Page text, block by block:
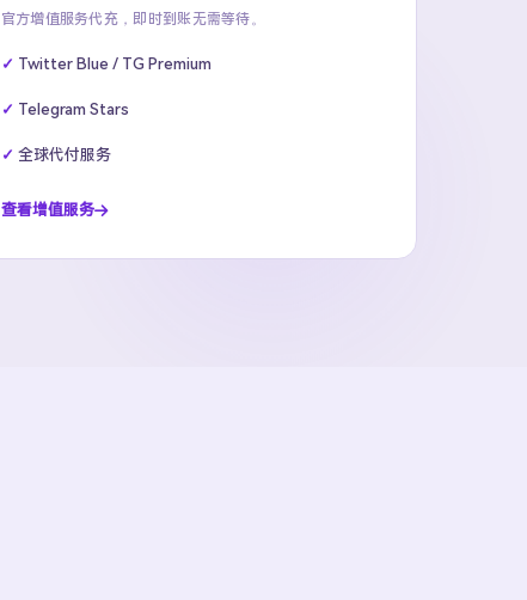
官方增值服务代充，即时到账无需等待。
Twitter Blue / TG Premium
Telegram Stars
全球代付服务
查看增值服务